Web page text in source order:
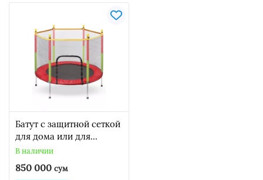
Батут с защитной сеткой
для дома или для
дачного участка.
В наличии
850 000 сум